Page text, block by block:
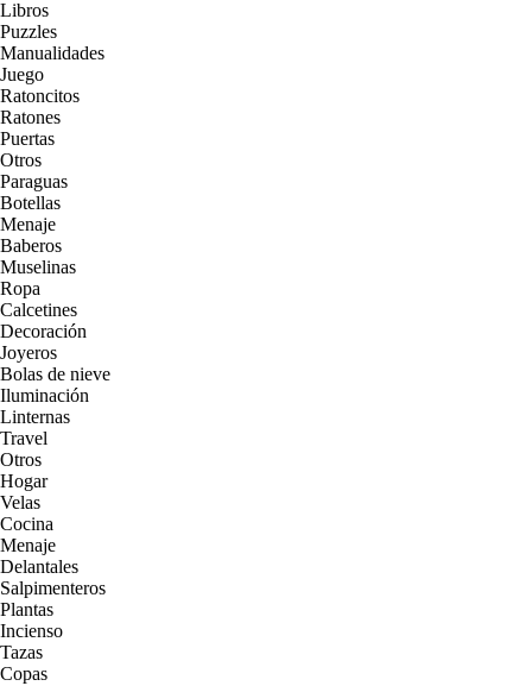
Libros
Puzzles
Manualidades
Juego
Ratoncitos
Ratones
Puertas
Otros
Paraguas
Botellas
Menaje
Baberos
Muselinas
Ropa
Calcetines
Decoración
Joyeros
Bolas de nieve
Iluminación
Linternas
Travel
Otros
Hogar
Velas
Cocina
Menaje
Delantales
Salpimenteros
Plantas
Incienso
Tazas
Copas